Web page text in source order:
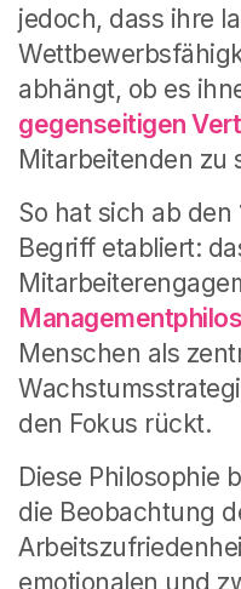
jedoch, dass ihre
abhängt, ob es
gegenseitigen
Mitarbeitenden zu
So hat sich ab
Begriff etabliert:
Menschen als
den Fokus rückt.
Diese Philosophie
die Beobachtung
emotionalen und